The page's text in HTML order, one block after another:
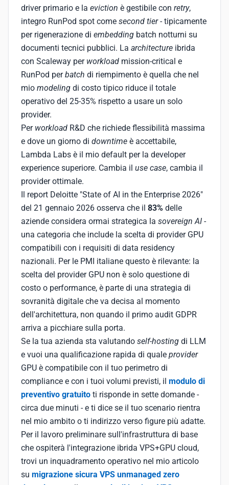
driver primario e la eviction è gestibile con retry,
integro RunPod spot come second tier- tipicamente
per rigenerazione di embedding batch notturni su
documenti tecnici pubblici. La architecture ibrida
con Scaleway per workload mission-critical e
RunPod perbatch di riempimento è quella che nel
mio modeling di costo tipico riduce il totale
operativo del 25-35% rispetto a usare un solo
provider.
Per workload R&D che richiede flessibilità massima
e dove un giorno di downtime è accettabile,
Lambda Labs è il mio default per la developer
experience superiore. Cambia il use case, cambia il
provider ottimale.
Il report Deloitte "State of AI in the Enterprise 2026"
del 21 gennaio 2026 osserva che il 83% delle
aziende considera ormai strategica la sovereign AI -
una categoria che include la scelta di provider GPU
compatibili con i requisiti di data residency
nazionali. Per le PMI italiane questo è rilevante: la
scelta del provider GPU non è solo questione di
costo o performance, è parte di una strategia di
sovranità digitale che va decisa al momento
dell'architettura, non quando il primo audit GDPR
arriva a picchiare sulla porta.
Se la tua azienda sta valutando self-hosting di LLM
e vuoi una qualificazione rapida di quale provider
GPU è compatibile con il tuo perimetro di
compliance e con i tuoi volumi previsti, il modulo di
preventivo gratuito ti risponde in sette domande -
circa due minuti - e ti dice se il tuo scenario rientra
nel mio ambito o ti indirizzo verso figure più adatte.
Per il lavoro preliminare sull'infrastruttura di base
che ospiterà l'integrazione ibrida VPS+GPU cloud,
trovi un inquadramento operativo nel mio articolo
su migrazione sicura VPS unmanaged zero